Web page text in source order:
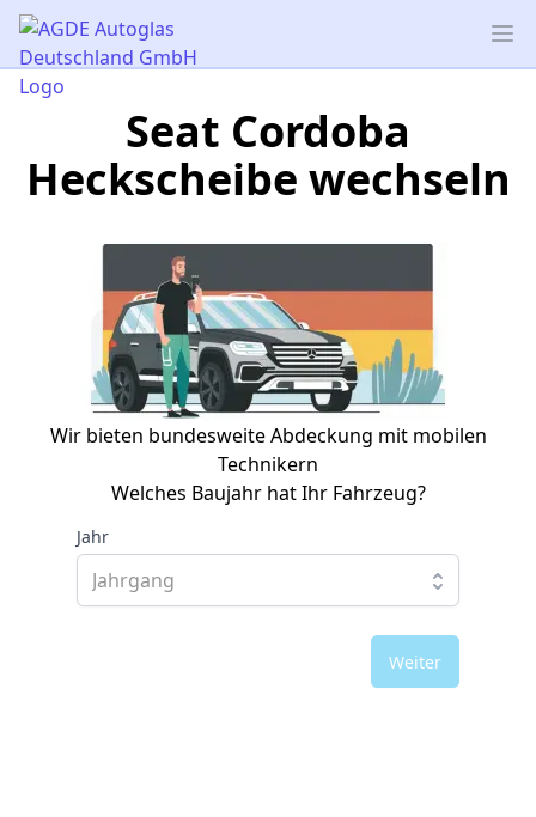
AGDE Autoglas Deutschland GmbH
Seat Cordoba
Heckscheibe wechseln
Wir bieten bundesweite Abdeckung mit mobilen
Technikern
Welches Baujahr hat Ihr Fahrzeug?
Jahr
Weiter